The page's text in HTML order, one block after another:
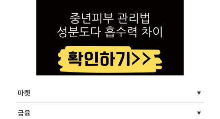
마켓
금융